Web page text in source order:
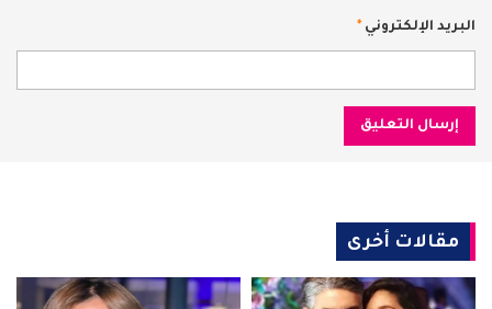
البريد الإلكتروني *
مقالات أخرى